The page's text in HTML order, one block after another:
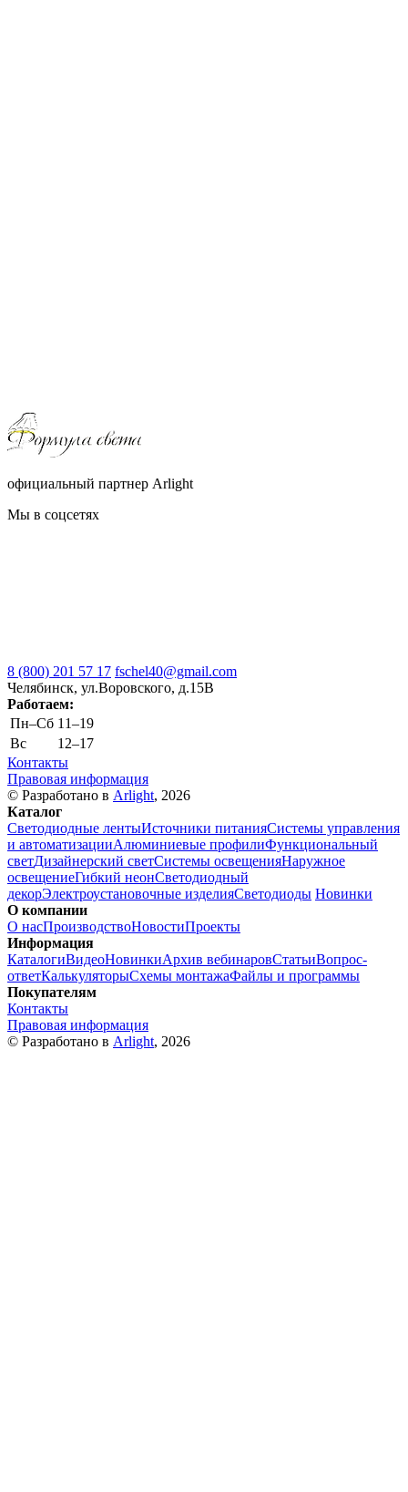
официальный партнер Arlight
Мы в соцсетях
8 (800) 201 57 17 fschel40@gmail.com
Челябинск, ул.Воровского, д.15В
Работаем:
Пн–Cб 11–19
Вс
12–17
Контакты
Правовая информация
© Разработано в Arlight, 2026
Каталог
Светодиодные лентыИсточники питанияСистемы управления
и автоматизацииАлюминиевые профилиФункциональный
светДизайнерский светСистемы освещенияНаружное
освещениеГибкий неонСветодиодный
декорЭлектроустановочные изделияСветодиоды Новинки
О компании
О насПроизводствоНовостиПроекты
Информация
КаталогиВидеоНовинкиАрхив вебинаровСтатьиВопрос-
ответКалькуляторыСхемы монтажаФайлы и программы
Покупателям
Контакты
Правовая информация
© Разработано в Arlight, 2026